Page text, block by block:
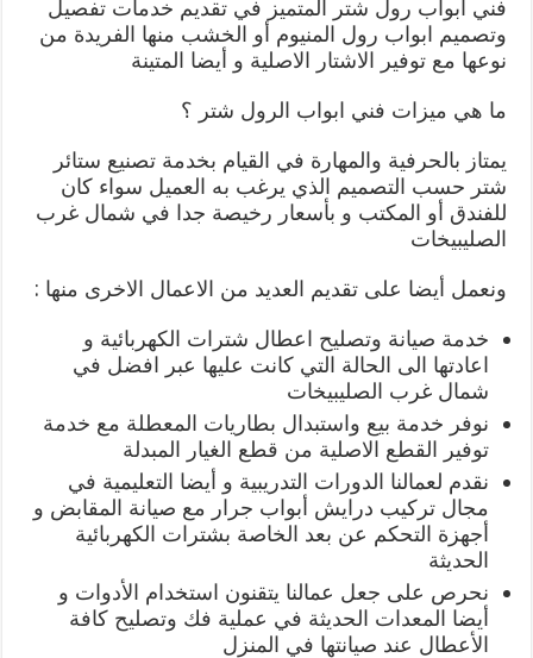
فني ابواب رول شتر المتميز في تقديم خدمات تفصيل
وتصميم ابواب رول المنيوم أو الخشب منها الفريدة من
نوعها مع توفير الاشتار الاصلية و أيضا المتينة
ما هي ميزات فني ابواب الرول شتر ؟
يمتاز بالحرفية والمهارة في القيام بخدمة تصنيع ستائر
شتر حسب التصميم الذي يرغب به العميل سواء كان
للفندق أو المكتب و بأسعار رخيصة جدا في شمال غرب
الصليبيخات
ونعمل أيضا على تقديم العديد من الاعمال الاخرى منها :
خدمة صيانة وتصليح اعطال شترات الكهربائية و
اعادتها الى الحالة التي كانت عليها عبر افضل في
شمال غرب الصليبيخات
نوفر خدمة بيع واستبدال بطاريات المعطلة مع خدمة
توفير القطع الاصلية من قطع الغيار المبدلة
نقدم لعمالنا الدورات التدريبية و أيضا التعليمية في
مجال تركيب درايش أبواب جرار مع صيانة المقابض و
أجهزة التحكم عن بعد الخاصة بشترات الكهربائية
الحديثة
نحرص على جعل عمالنا يتقنون استخدام الأدوات و
أيضا المعدات الحديثة في عملية فك وتصليح كافة
الأعطال عند صيانتها في المنزل